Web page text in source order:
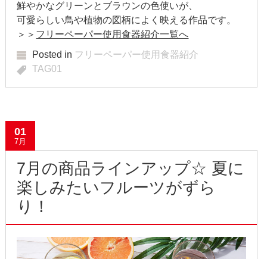
2019年1月
2018年12月
2018年11月
2018年10月
2018年7月
2018年6月
2018年4月
鮮やかなグリーンとブラウンの色使いが、
可愛らしい鳥や植物の図柄によく映える作品です。
＞＞ フリーペーパー使用食器紹介一覧へ
Posted in フリーペーパー使用食器紹介
TAG01
01
7月
7月の商品ラインアップ☆ 夏に
楽しみたいフルーツがずら
り！